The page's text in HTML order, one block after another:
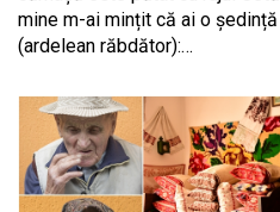
mine m-ai mințit că ai o
(ardelean răbdător):…